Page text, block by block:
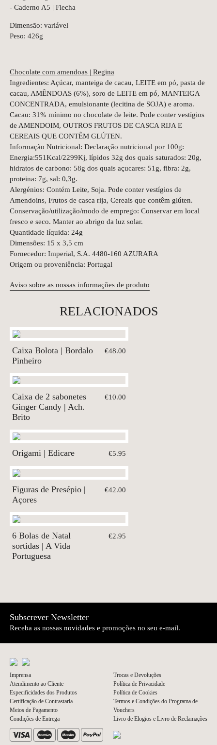
- Caderno A5 | Flecha
Dimensão: variável
Peso: 426g
Chocolate com amendoas | Regina
Ingredientes: Açúcar, manteiga de cacau, LEITE em pó, pasta de
cacau, AMÊNDOAS (6%), soro de LEITE em pó, MANTEIGA
CONCENTRADA, emulsionante (lecitina de SOJA) e aroma.
Cacau: 31% mínimo no chocolate de leite. Pode conter vestígios
de AMENDOIM, OUTROS FRUTOS DE CASCA RIJA E
CEREAIS QUE CONTÊM GLÚTEN.
Informação Nutricional: Declaração nutricional por 100g:
Energia:551Kcal/2299Kj, lípidos 32g dos quais saturados: 20g,
hidratos de carbono: 58g dos quais açucares: 51g, fibra: 2g,
proteina: 7g, sal: 0,3g.
Alergénios: Contém Leite, Soja. Pode conter vestígios de
Amendoins, Frutos de casca rija, Cereais que contêm glúten.
Conservação/utilização/modo de emprego: Conservar em local
fresco e seco. Manter ao abrigo da luz solar.
Quantidade líquida: 24g
Dimensões: 15 x 3,5 cm
Fornecedor: Imperial, S.A. 4480-160 AZURARA
Origem ou proveniência: Portugal
Aviso sobre as nossas informações de produto
RELACIONADOS
Caixa Bolota | Bordalo
Pinheiro
€48.00
Caixa de 2 sabonetes
Ginger Candy | Ach.
Brito
€10.00
Origami | Edicare €5.95
Figuras de Presépio |
Açores
€42.00
6 Bolas de Natal
sortidas | A Vida
Portuguesa
€2.95
Subscrever Newsletter
Receba as nossas novidades e promoções no seu e-mail.
Imprensa
Atendimento ao Cliente
Especificidades dos Produtos
Certificação de Contrastaria
Meios de Pagamento
Condições de Entrega
Trocas e Devoluções
Política de Privacidade
Política de Cookies
Termos e Condições do Programa de
Vouchers
Livro de Elogios e Livro de Reclamações